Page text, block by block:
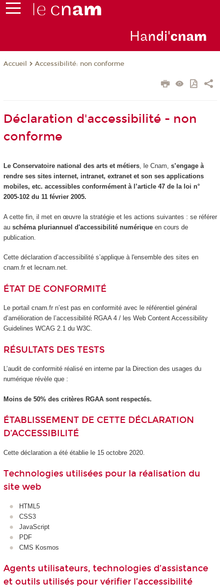
Handi'cnam
Accueil Accessibilité: non conforme
Déclaration d'accessibilité - non
conforme
Le Conservatoire national des arts et métiers, le Cnam, s’engage à
rendre ses sites internet, intranet, extranet et son ses applications
mobiles, etc. accessibles conformément à l’article 47 de la loi n°
2005-102 du 11 février 2005.
A cette fin, il met en œuvre la stratégie et les actions suivantes : se référer
au schéma pluriannuel d'accessibilité numériqueen cours de
publication.
Cette déclaration d’accessibilité s’applique à l'ensemble des sites en
cnam.fr et lecnam.net.
ÉTAT DE CONFORMITÉ
Le portail cnam.fr n’est pas en conformité avec le référentiel général
d’amélioration de l’accessibilité RGAA 4 / les Web Content Accessibility
Guidelines WCAG 2.1 du W3C.
RÉSULTATS DES TESTS
L’audit de conformité réalisé en interne par la Direction des usages du
numérique révèle que :
Moins de 50% des critères RGAA sont respectés.
ÉTABLISSEMENT DE CETTE DÉCLARATION
D’ACCESSIBILITÉ
Cette déclaration a été établie le 15 octobre 2020.
Technologies utilisées pour la réalisation du
site web
HTML5
CSS3
JavaScript
PDF
CMS Kosmos
Agents utilisateurs, technologies d’assistance
et outils utilisés pour vérifier l’accessibilité